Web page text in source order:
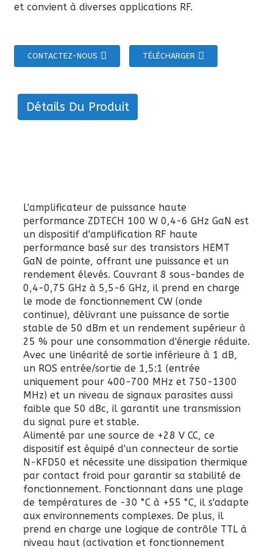
et convient à diverses applications RF.
CONTACTEZ-NOUS TÉLÉCHARGER
Détails Du Produit
L'amplificateur de puissance haute
performance ZDTECH 100 W 0,4-6 GHz GaN est
un dispositif d'amplification RF haute
performance basé sur des transistors HEMT
GaN de pointe, offrant une puissance et un
rendement élevés. Couvrant 8 sous-bandes de
0,4-0,75 GHz à 5,5-6 GHz, il prend en charge
le mode de fonctionnement CW (onde
continue), délivrant une puissance de sortie
stable de 50 dBm et un rendement supérieur à
25 % pour une consommation d'énergie réduite.
Avec une linéarité de sortie inférieure à 1 dB,
un ROS entrée/sortie de 1,5:1 (entrée
uniquement pour 400-700 MHz et 750-1300
MHz) et un niveau de signaux parasites aussi
faible que 50 dBc, il garantit une transmission
du signal pure et stable.
Alimenté par une source de +28 V CC, ce
dispositif est équipé d'un connecteur de sortie
N-KFD50 et nécessite une dissipation thermique
par contact froid pour garantir sa stabilité de
fonctionnement. Fonctionnant dans une plage
de températures de -30 °C à +55 °C, il s'adapte
aux environnements complexes. De plus, il
prend en charge une logique de contrôle TTL à
niveau haut (activation et fonctionnement